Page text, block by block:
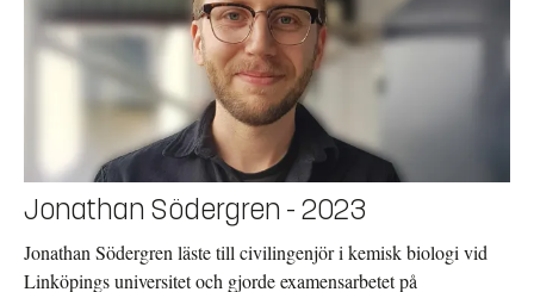
Jonathan Södergren - 2023
Jonathan Södergren läste till civilingenjör i kemisk biologi vid
Linköpings universitet och gjorde examensarbetet på